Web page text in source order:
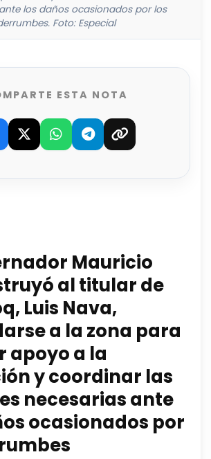
los daños ocasionados por los
Foto: Especial
ESTA NOTA
Mauricio
al titular de
Luis Nava,
a la zona para
apoyo a la
y coordinar las
necesarias ante
ocasionados por